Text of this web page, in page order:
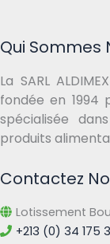
Qui Sommes
La SARL
fondée en 1994
spécialisée
produits
Contactez
Lotissement
+213 (0) 34 175